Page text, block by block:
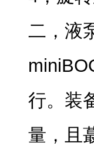
二，液
行。装
量，且